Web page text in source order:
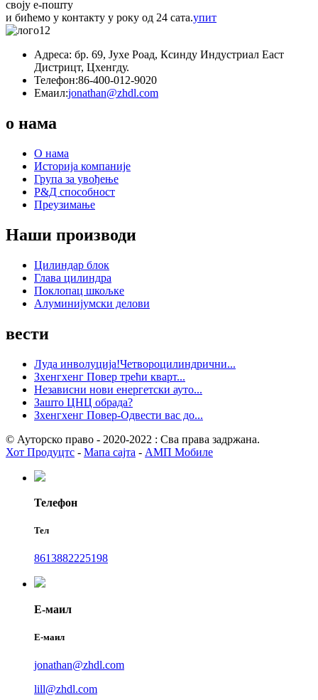
своју е-пошту
и бићемо у контакту у року од 24 сата.упит
Адреса: бр. 69, Јухе Роад, Ксинду Индустриал Еаст
Дистрицт, Цхенгду.
Телефон:86-400-012-9020
Емаил:jonathan@zhdl.com
о нама
О нама
Историја компаније
Група за увођење
Р&Д способност
Преузимање
Наши производи
Цилиндар блок
Глава цилиндра
Поклопац шкољке
Алуминијумски делови
вести
Луда инволуција!Четвороцилиндрични...
Зхенгхенг Повер трећи кварт...
Независни нови енергетски ауто...
Зашто ЦНЦ обрада?
Зхенгхенг Повер-Одвести вас до...
© Ауторско право - 2020-2022 : Сва права задржана.
Хот Продуцтс - Мапа сајта - АМП Мобиле
Телефон
Тел
8613882225198
Е-маил
Е-маил
jonathan@zhdl.com
lill@zhdl.com